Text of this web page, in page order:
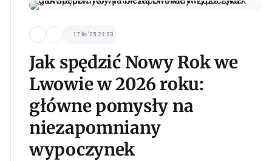
17 lis '25 21:23
Jak spędzić Nowy Rok we
Lwowie w 2026 roku:
główne pomysły na
niezapomniany
wypoczynek